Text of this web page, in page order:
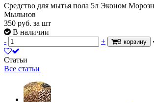
Средство для мытья пола 5л Эконом
Мыльнов
350 руб. за шт
В наличии
-
+ В корзину
Статьи
Все статьи